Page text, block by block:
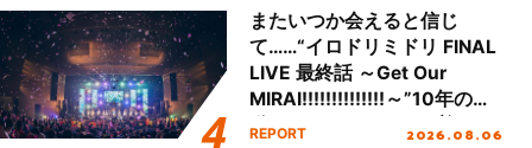
またいつか会えると信じ
て……“イロドリミドリ FINAL
LIVE 最終話 ～Get Our
MIRAI!!!!!!!!!!!!!!～”10年の活
動を経てファイナルを迎える
REPORT 2026.08.06